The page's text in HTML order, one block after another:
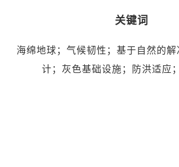
关键词
海绵地球；气候韧性；基于自然的
计；灰色基础设施；防洪适应